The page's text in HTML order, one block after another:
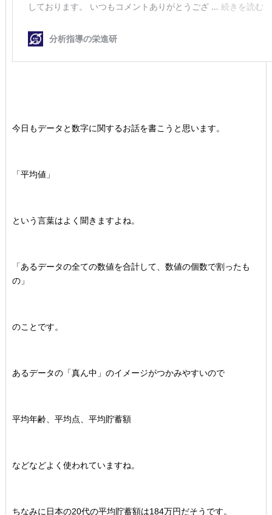
今日もデータと数字に関するお話を書こうと思います。
「平均値」
という言葉はよく聞きますよね。
「あるデータの全ての数値を合計して、数値の個数で割ったも
の」
のことです。
あるデータの「真ん中」のイメージがつかみやすいので
平均年齢、平均点、平均貯蓄額
などなどよく使われていますね。
ちなみに日本の20代の平均貯蓄額は184万円だそうです。